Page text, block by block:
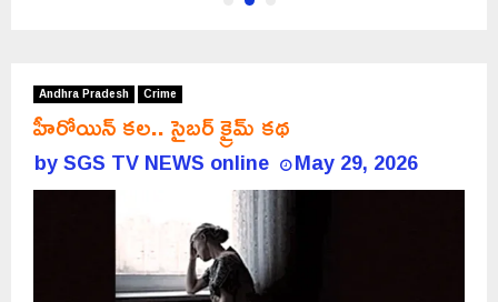
Andhra Pradesh Crime
హీరోయిన్ కల.. సైబర్ క్రైమ్ కథ
bySGS TV NEWS online May 29, 2026